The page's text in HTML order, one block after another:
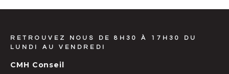
RETROUVEZ NOUS DE 8H30 À 17H30 DU
LUNDI AU VENDREDI
CMH Conseil